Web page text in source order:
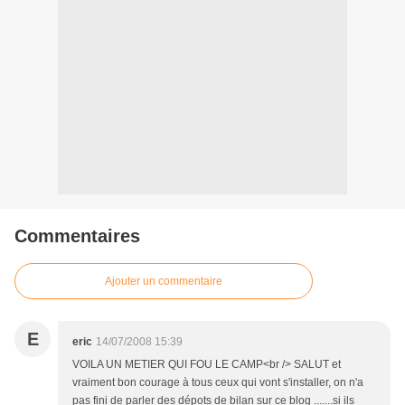
Commentaires
Ajouter un commentaire
E eric 14/07/2008 15:39
VOILA UN METIER QUI FOU LE CAMP<br /> SALUT et
vraiment bon courage à tous ceux qui vont s'installer, on n'a
pas fini de parler des dépots de bilan sur ce blog .......si ils